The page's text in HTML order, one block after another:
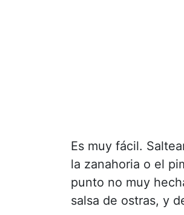
Es muy fácil.
la zanahoria o el
punto no muy
salsa de ostras, y